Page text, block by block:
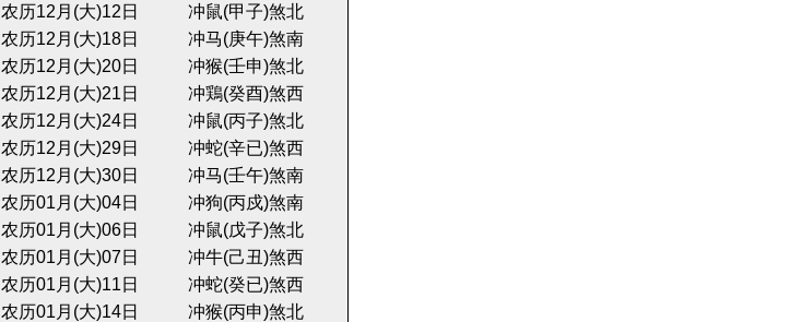
农历12月(大)12日
冲鼠(甲子)煞北
农历12月(大)18日
冲马(庚午)煞南
农历12月(大)20日
冲猴(壬申)煞北
农历12月(大)21日
冲鶏(癸酉)煞西
农历12月(大)24日
冲鼠(丙子)煞北
农历12月(大)29日
冲蛇(辛已)煞西
农历12月(大)30日
冲马(壬午)煞南
农历01月(大)04日
冲狗(丙戍)煞南
农历01月(大)06日
冲鼠(戊子)煞北
农历01月(大)07日
冲牛(己丑)煞西
农历01月(大)11日
冲蛇(癸已)煞西
农历01月(大)14日
冲猴(丙申)煞北